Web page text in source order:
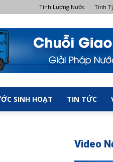
Tính Lượng Nước Tính
SINH HOẠT TIN TỨC
Video